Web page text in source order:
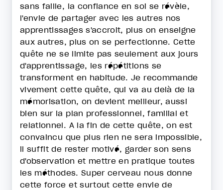
sans faille, la confiance en soi se révèle,
l'envie de partager avec les autres nos
apprentissages s'accroit, plus on enseigne
aux autres, plus on se perfectionne. Cette
quête ne se limite pas seulement aux jours
d'apprentissage, les répétitions se
transforment en habitude. Je recommande
vivement cette quête, qui va au delà de la
mémorisation, on devient meilleur, aussi
bien sur la plan professionnel, familial et
relationnel. A la fin de cette quête, on est
convaincu que plus rien ne sera impossible,
il suffit de rester motivé, garder son sens
d'observation et mettre en pratique toutes
les méthodes. Super cerveau nous donne
cette force et surtout cette envie de